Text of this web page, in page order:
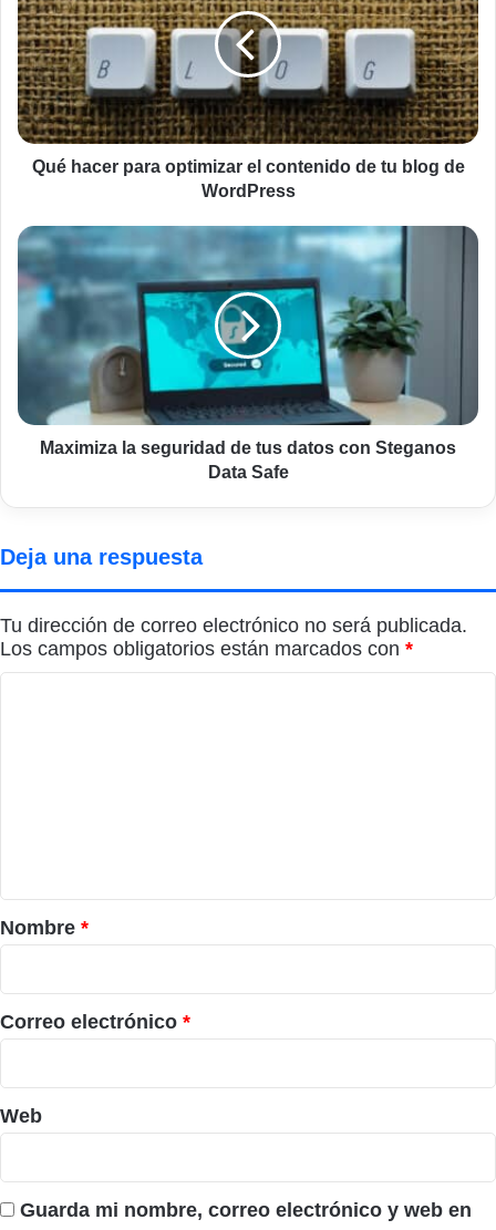
optimizar
el
contenido
de
tu
blog
deQué hacer para optimizar el contenido de tu blog de
WordPress
Maximiza
la
seguridad
de
tus
datos
Steganos
Data
SafeMaximiza la seguridad de tus datos con Steganos
Data Safe
Deja una respuesta
Tu dirección de correo electrónico no será publicada.
Los campos obligatorios están marcados con *
r
i
o
*
Nombre *
Correo electrónico *
Web
Guarda mi nombre, correo electrónico y web en